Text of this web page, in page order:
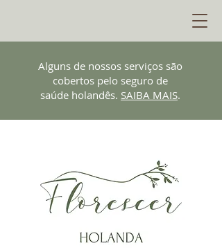
Alguns de nossos serviços são
cobertos pelo seguro de
saúde holandês. SAIBA MAIS.